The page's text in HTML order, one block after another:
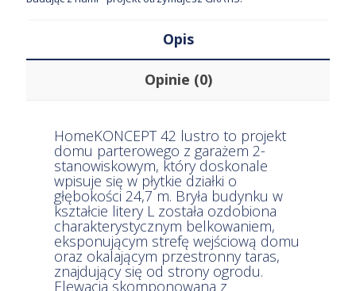
Opis
Opinie (0)
HomeKONCEPT 42 lustro to projekt
domu parterowego z garażem 2-
stanowiskowym, który doskonale
wpisuje się w płytkie działki o
głębokości 24,7 m. Bryła budynku w
kształcie litery L została ozdobiona
charakterystycznym belkowaniem,
eksponującym strefę wejściową domu
oraz okalającym przestronny taras,
znajdujący się od strony ogrodu.
Elewacja skomponowana z